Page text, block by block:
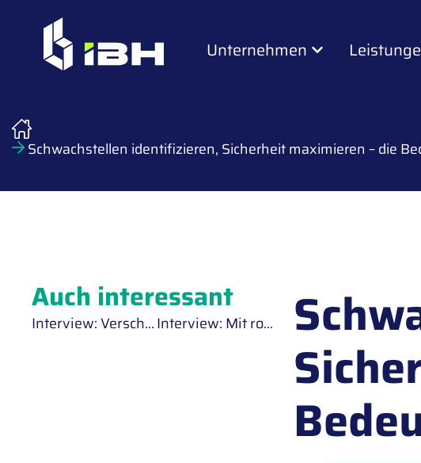
Unternehmen
Schwachstellen identifizieren, Sicherheit maximieren – die
Auch interessant
Interview: Verschlüsselung, die Vertrauen schafft: Warum SSL/TLS-Zertifikate essenziell sind Interview: Mit robusten Antivirus-Systemen gegen Cyberangriffe im KI-Zeitalter